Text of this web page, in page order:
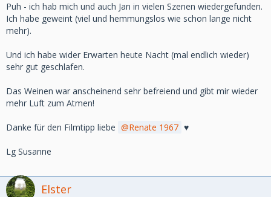
Puh - ich hab mich und auch Jan in vielen Szenen wiedergefunden.
Ich habe geweint (viel und hemmungslos wie schon lange nicht
mehr).
Und ich habe wider Erwarten heute Nacht (mal endlich wieder)
sehr gut geschlafen.
Das Weinen war anscheinend sehr befreiend und gibt mir wieder
mehr Luft zum Atmen!
Danke für den Filmtipp liebe Renate 1967 ♥️
Lg Susanne
Elster